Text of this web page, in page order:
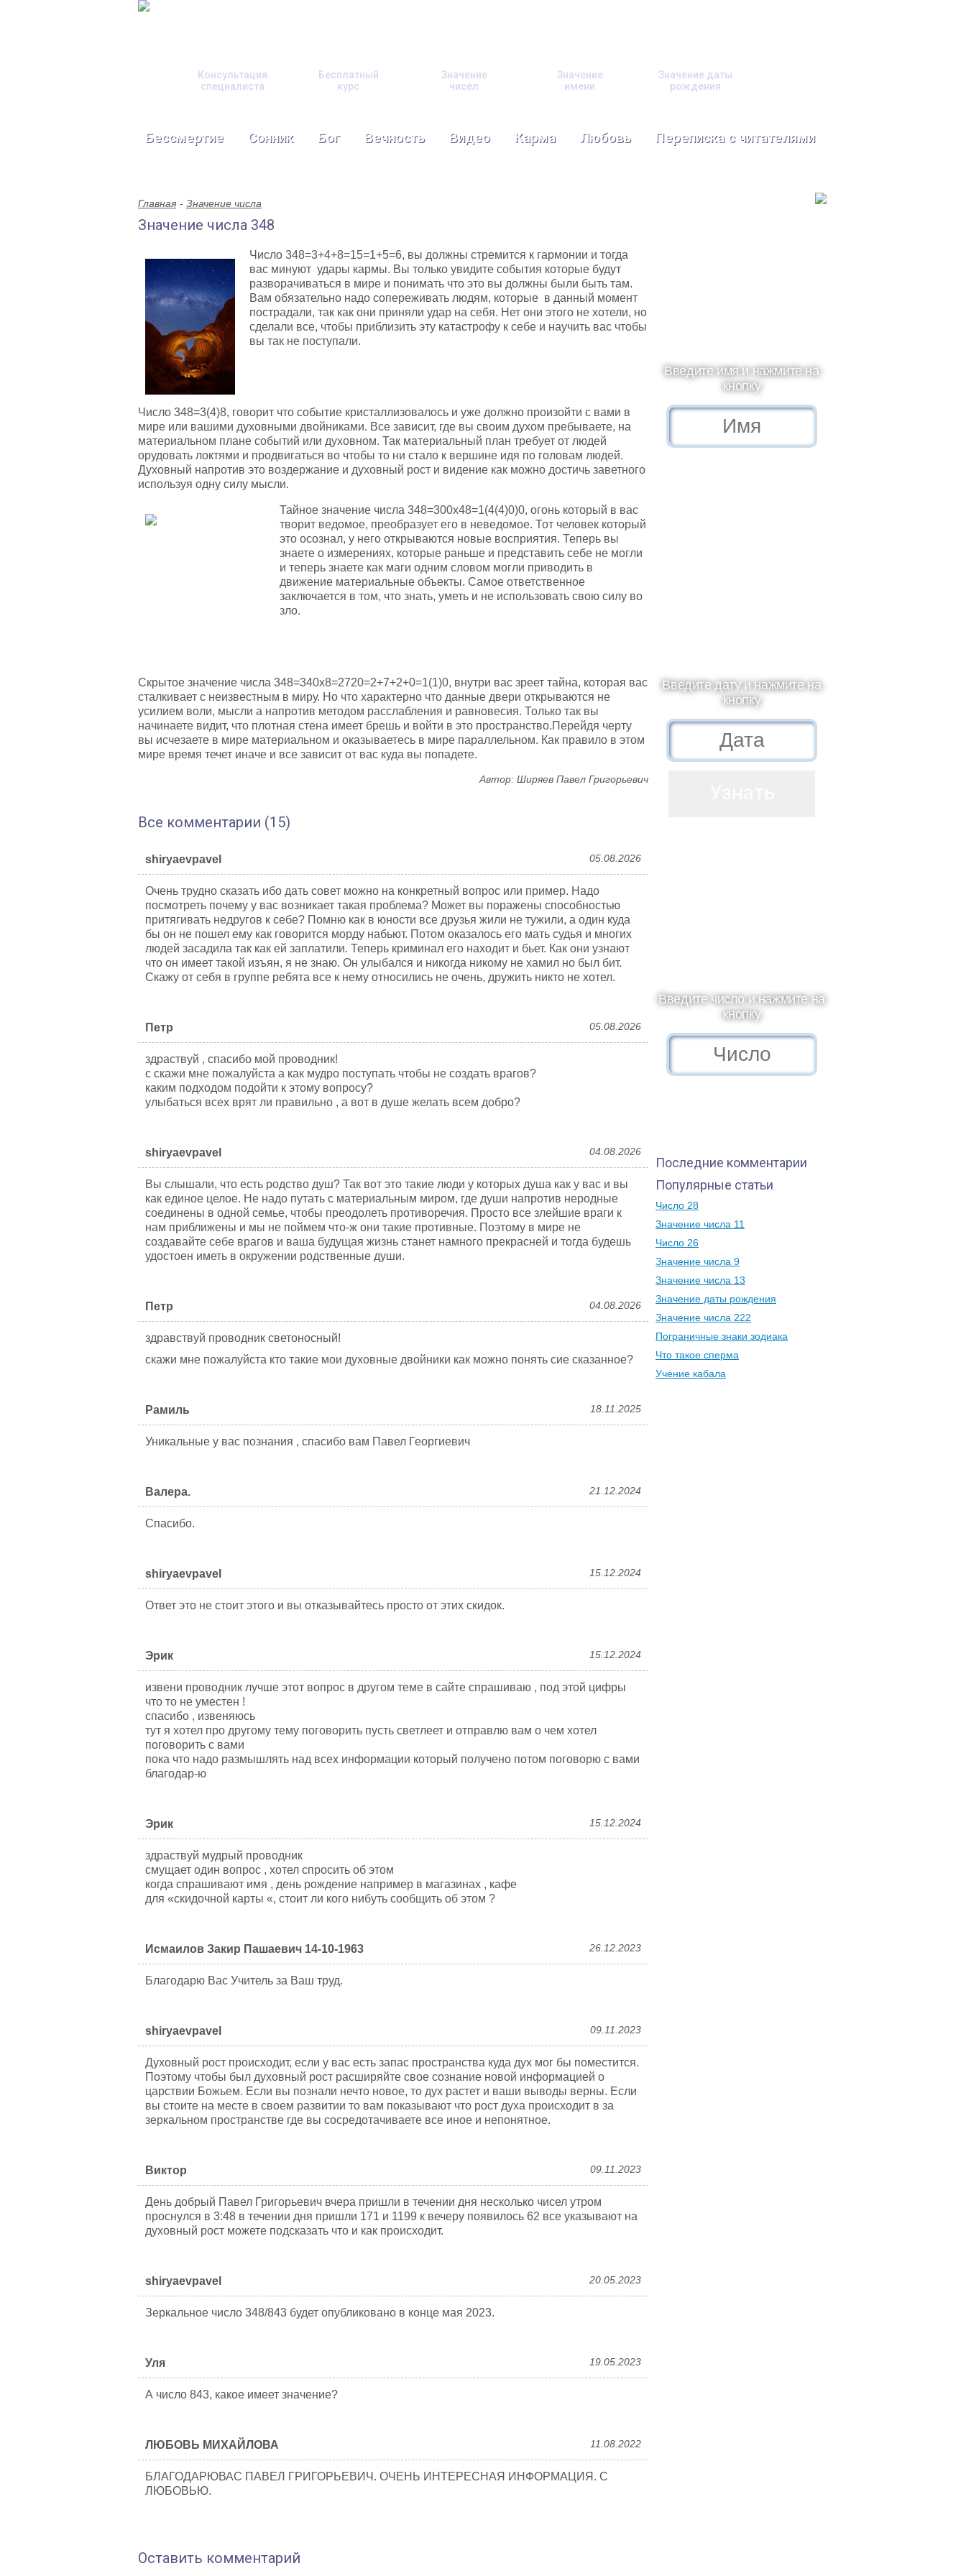
Консультация
специалиста
Бесплатный
курс
Значение
чисел
Значение
имени
Значение даты
рождения
Бессмертие Сонник Бог Вечность Видео Карма Любовь Переписка с читателями
Главная Значение числа
Значение числа 348
Число 348=3+4+8=15=1+5=6, вы должны стремится к гармонии и тогда
вас минуют удары кармы. Вы только увидите события которые будут
разворачиваться в мире и понимать что это вы должны были быть там.
Вам обязательно надо сопереживать людям, которые в данный момент
пострадали, так как они приняли удар на себя. Нет они этого не хотели, но
сделали все, чтобы приблизить эту катастрофу к себе и научить вас чтобы
вы так не поступали.
Число 348=3(4)8, говорит что событие кристаллизовалось и уже должно произойти с вами в
мире или вашими духовными двойниками. Все зависит, где вы своим духом пребываете, на
материальном плане событий или духовном. Так материальный план требует от людей
орудовать локтями и продвигаться во чтобы то ни стало к вершине идя по головам людей.
Духовный напротив это воздержание и духовный рост и видение как можно достичь заветного
используя одну силу мысли.
Тайное значение числа 348=300х48=1(4(4)0)0, огонь который в вас
творит ведомое, преобразует его в неведомое. Тот человек который
это осознал, у него открываются новые восприятия. Теперь вы
знаете о измерениях, которые раньше и представить себе не могли
и теперь знаете как маги одним словом могли приводить в
движение материальные объекты. Самое ответственное
заключается в том, что знать, уметь и не использовать свою силу во
зло.
Скрытое значение числа 348=340х8=2720=2+7+2+0=1(1)0, внутри вас зреет тайна, которая вас
сталкивает с неизвестным в миру. Но что характерно что данные двери открываются не
усилием воли, мысли а напротив методом расслабления и равновесия. Только так вы
начинаете видит, что плотная стена имеет брешь и войти в это пространство.Перейдя черту
вы исчезаете в мире материальном и оказываетесь в мире параллельном. Как правило в этом
мире время течет иначе и все зависит от вас куда вы попадете.
Автор: Ширяев Павел Григорьевич
Все комментарии (15)
shiryaevpavel 05.08.2026
Очень трудно сказать ибо дать совет можно на конкретный вопрос или пример. Надо
посмотреть почему у вас возникает такая проблема? Может вы поражены способностью
притягивать недругов к себе? Помню как в юности все друзья жили не тужили, а один куда
бы он не пошел ему как говорится морду набьют. Потом оказалось его мать судья и многих
людей засадила так как ей заплатили. Теперь криминал его находит и бьет. Как они узнают
что он имеет такой изъян, я не знаю. Он улыбался и никогда никому не хамил но был бит.
Скажу от себя в группе ребята все к нему относились не очень, дружить никто не хотел.
Петр 05.08.2026
здраствуй , спасибо мой проводник!
с скажи мне пожалуйста а как мудро поступать чтобы не создать врагов?
каким подходом подойти к этому вопросу?
улыбаться всех врят ли правильно , а вот в душе желать всем добро?
shiryaevpavel 04.08.2026
Вы слышали, что есть родство душ? Так вот это такие люди у которых душа как у вас и вы
как единое целое. Не надо путать с материальным миром, где души напротив неродные
соединены в одной семье, чтобы преодолеть противоречия. Просто все злейшие враги к
нам приближены и мы не поймем что-ж они такие противные. Поэтому в мире не
создавайте себе врагов и ваша будущая жизнь станет намного прекрасней и тогда будешь
удостоен иметь в окружении родственные души.
Петр 04.08.2026
здравствуй проводник светоносный!
скажи мне пожалуйста кто такие мои духовные двойники как можно понять сие сказанное?
Рамиль 18.11.2025
Уникальные у вас познания , спасибо вам Павел Георгиевич
Валера. 21.12.2024
Спасибо.
shiryaevpavel 15.12.2024
Ответ это не стоит этого и вы отказывайтесь просто от этих скидок.
Эрик 15.12.2024
извени проводник лучше этот вопрос в другом теме в сайте спрашиваю , под этой цифры
что то не уместен !
спасибо , извеняюсь
тут я хотел про другому тему поговорить пусть светлеет и отправлю вам о чем хотел
поговорить с вами
пока что надо размышлять над всех информации который получено потом поговорю с вами
благодар-ю
Эрик 15.12.2024
здраствуй мудрый проводник
смущает один вопрос , хотел спросить об этом
когда спрашивают имя , день рождение например в магазинах , кафе
для «скидочной карты «, стоит ли кого нибуть сообщить об этом ?
Исмаилов Закир Пашаевич 14-10-1963 26.12.2023
Благодарю Вас Учитель за Ваш труд.
shiryaevpavel 09.11.2023
Духовный рост происходит, если у вас есть запас пространства куда дух мог бы поместится.
Поэтому чтобы был духовный рост расширяйте свое сознание новой информацией о
царствии Божьем. Если вы познали нечто новое, то дух растет и ваши выводы верны. Если
вы стоите на месте в своем развитии то вам показывают что рост духа происходит в за
зеркальном пространстве где вы сосредотачиваете все иное и непонятное.
Виктор 09.11.2023
День добрый Павел Григорьевич вчера пришли в течении дня несколько чисел утром
проснулся в 3:48 в течении дня пришли 171 и 1199 к вечеру появилось 62 все указывают на
духовный рост можете подсказать что и как происходит.
shiryaevpavel 20.05.2023
Зеркальное число 348/843 будет опубликовано в конце мая 2023.
Уля 19.05.2023
А число 843, какое имеет значение?
ЛЮБОВЬ МИХАЙЛОВА 11.08.2022
БЛАГОДАРЮВАС ПАВЕЛ ГРИГОРЬЕВИЧ. ОЧЕНЬ ИНТЕРЕСНАЯ ИНФОРМАЦИЯ. С
ЛЮБОВЬЮ.
Оставить комментарий
Введите имя и нажмите на
кнопку
Введите дату и нажмите на
кнопку
Введите число и нажмите на
кнопку
Последние комментарии
Популярные статьи
Число 28
Значение числа 11
Число 26
Значение числа 9
Значение числа 13
Значение даты рождения
Значение числа 222
Пограничные знаки зодиака
Что такое сперма
Учение кабала